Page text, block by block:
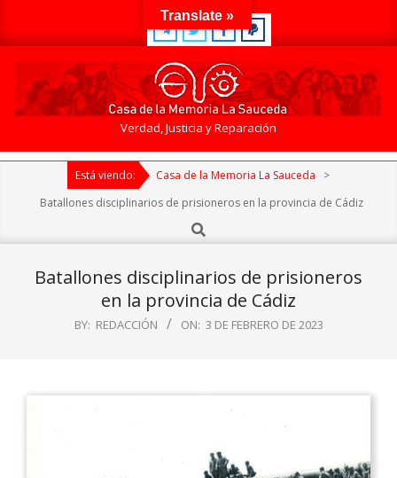
de
Memoria
Sauceda
Verdad, Justicia y Reparación
Primary
Está viendo: Casa de la Memoria La Sauceda
>
Batallones disciplinarios de prisioneros en la provincia de Cádiz
Search
Batallones disciplinarios de prisioneros
en la provincia de Cádiz
BY: REDACCIÓN ON: 3 DE FEBRERO DE 2023
Translate »